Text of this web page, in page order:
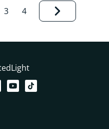
Ergebnisseite 1 von 4
3 4